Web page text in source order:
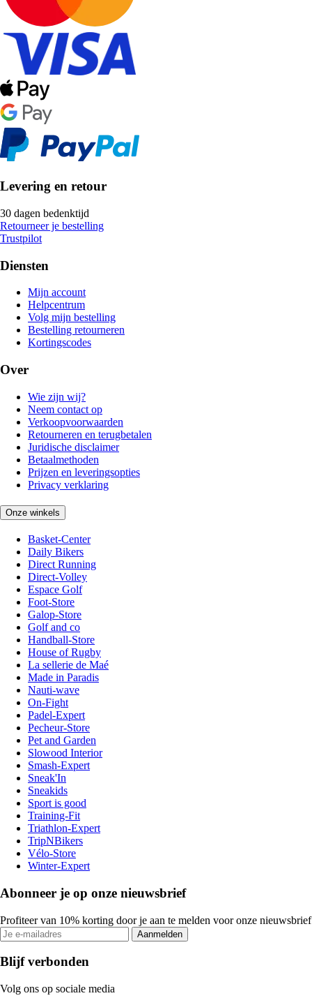
Levering en retour
30 dagen bedenktijd
Retourneer je bestelling
Trustpilot
Diensten
Mijn account
Helpcentrum
Volg mijn bestelling
Bestelling retourneren
Kortingscodes
Over
Wie zijn wij?
Neem contact op
Verkoopvoorwaarden
Retourneren en terugbetalen
Juridische disclaimer
Betaalmethoden
Prijzen en leveringsopties
Privacy verklaring
Onze winkels
Basket-Center
Daily Bikers
Direct Running
Direct-Volley
Espace Golf
Foot-Store
Galop-Store
Golf and co
Handball-Store
House of Rugby
La sellerie de Maé
Made in Paradis
Nauti-wave
On-Fight
Padel-Expert
Pecheur-Store
Pet and Garden
Slowood Interior
Smash-Expert
Sneak'In
Sneakids
Sport is good
Training-Fit
Triathlon-Expert
TripNBikers
Vélo-Store
Winter-Expert
Abonneer je op onze nieuwsbrief
Profiteer van 10% korting door je aan te melden voor onze nieuwsbrief
Aanmelden
Blijf verbonden
Volg ons op sociale media